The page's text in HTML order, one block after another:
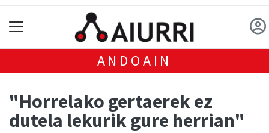
ANDOAIN
"Horrelako gertaerek ez
dutela lekurik gure herrian"